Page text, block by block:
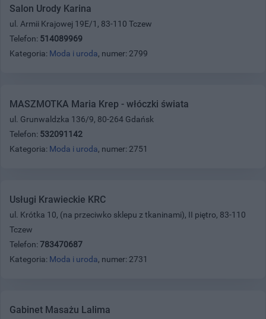
Salon Urody Karina
ul. Armii Krajowej 19E/1, 83-110 Tczew
Telefon: 514089969
Kategoria: Moda i uroda, numer: 2799
MASZMOTKA Maria Krep - włóczki świata
ul. Grunwaldzka 136/9, 80-264 Gdańsk
Telefon: 532091142
Kategoria: Moda i uroda, numer: 2751
Usługi Krawieckie KRC
ul. Krótka 10, (na przeciwko sklepu z tkaninami), II piętro, 83-110
Tczew
Telefon: 783470687
Kategoria: Moda i uroda, numer: 2731
Gabinet Masażu Lalima